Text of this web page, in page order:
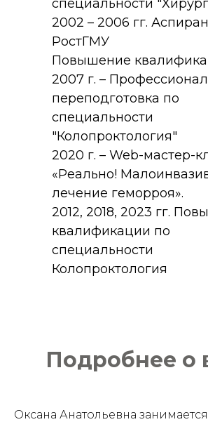
специальности
2002 – 2006 гг.
РостГМУ
Повышение
2007 г. –
переподготовка по
специальности
"Колопроктология"
2020 г. – Web-мастер-
«Реально!
лечение геморроя».
2012, 2018, 2023 гг.
квалификации по
специальности
Колопроктология
Подробнее о
Оксана Анатольевна занимается